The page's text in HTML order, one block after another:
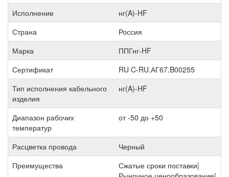
Исполнение
нг(A)-HF
Страна
Россия
Марка
ППГнг-HF
Сертификат
RU C-RU.АГ67.B00255
Тип исполнения кабельного
изделия
нг(A)-HF
Диапазон рабочих
температур
от -50 до +50
Расцветка провода
Черный
Преимущества
Сжатые сроки поставки|